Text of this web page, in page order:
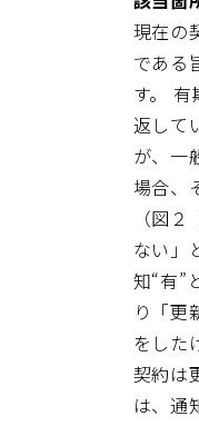
現在の
である
す。
返して
が、一
場合、
（図
ない」
知“有”
り「更
をした
契約は
は、通